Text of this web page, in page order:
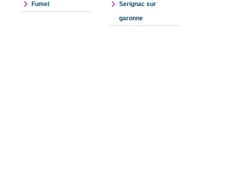
Fumel
Serignac sur
garonne